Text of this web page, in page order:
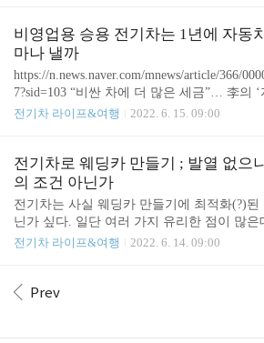
척용 세제를 거의 안쓴다는 사실. (BMW 탈
짜 1주일만 타도 브레이크 분진이 어후.....
또한 이트론은 이핏에서 초급속을 사용할 때
속도 특성이 있는데, 1) 초급속 충전기에서 초
설정을 한 경우 - 속도 150kw (이트론 최대
초급속 충전기에서 급속 앱설정을 한 경우 -
~130kw 3) 급속 충전기에서 충전할 경우 - 속
w 미만 초급속은 충전료가 많이 비싸기 때문
우 가장 합리적이다. 이날은 저 많은 충전기
쓰고 있더라는 ㅋㅋ ..
비영업용 승용 전기차는 1년에 자동
마나 낼까
https://n.news.naver.com/mnews/article/366/
7?sid=103 “비싼 차에 더 많은 세금”… 李의 ‘
세 개혁’ 가능성은 지금은 배기량에 비례해
일 자동차세 부과체계를 전면 개선하겠다고
지금 n.news.naver.com 사실 비싼 물건에 세금
매기는 건 당연한 논리인데, 배기량 중심 세
황에서 전기차는 현재 가장 싼 자동차세를 내
다. 법에서 정한 승용전기차의 자동차세는 배
없으니, 그 밖의 승용차로 정해져 최저 수준인
지 더해지면 대략 11.8만원 수..
전기차 라이프&여행 2022. 6. 15. 09:00
전기차로 웨딩카 만들기 ; 발열 없으
의 조건 아닌가
전기차는 사실 웨딩카 만들기에 최적화(?)된
닌가 싶다. 일단 여러 가지 유리한 점이 많은
음 진동이 없어서 구조물이 떨어질 가능성이
이도 실내 에어컨 또는 히터 조절이 가능하니
전기차 라이프&여행 2022. 6. 14. 09:00
Prev